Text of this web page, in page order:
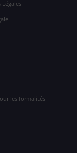
les formalités